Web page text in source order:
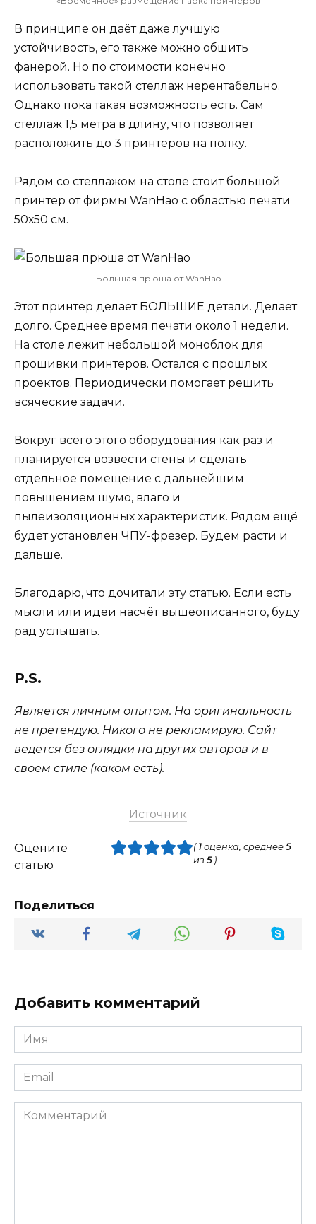
В принципе он даёт даже лучшую
устойчивость, его также можно обшить
фанерой. Но по стоимости конечно
использовать такой стеллаж нерентабельно.
Однако пока такая возможность есть. Сам
стеллаж 1,5 метра в длину, что позволяет
расположить до 3 принтеров на полку.
Рядом со стеллажом на столе стоит большой
принтер от фирмы WanHao с областью печати
50х50 см.
Большая прюша от WanHao
Этот принтер делает БОЛЬШИЕ детали. Делает
долго. Среднее время печати около 1 недели.
На столе лежит небольшой моноблок для
прошивки принтеров. Остался с прошлых
проектов. Периодически помогает решить
всяческие задачи.
Вокруг всего этого оборудования как раз и
планируется возвести стены и сделать
отдельное помещение с дальнейшим
повышением шумо, влаго и
пылеизоляционных характеристик. Рядом ещё
будет установлен ЧПУ-фрезер. Будем расти и
дальше.
Благодарю, что дочитали эту статью. Если есть
мысли или идеи насчёт вышеописанного, буду
рад услышать.
P.S.
Является личным опытом. На оригинальность
не претендую. Никого не рекламирую. Сайт
ведётся без оглядки на других авторов и в
своём стиле (каком есть).
Источник
Оцените
статью
( 1оценка, среднее 5
из 5)
Поделиться
Добавить комментарий
Имя
*
Email
*
Комментарий